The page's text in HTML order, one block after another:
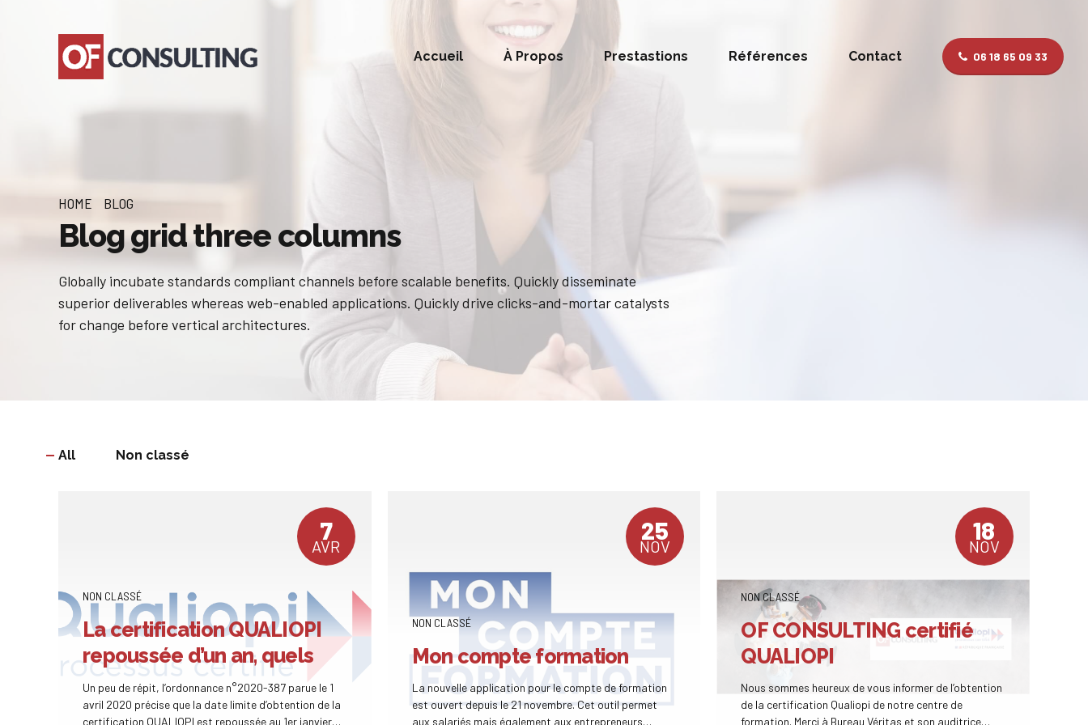
06 18 65 09 33
Accueil À Propos Prestastions Références Contact
HOME BLOG
Blog grid three columns
Globally incubate standards compliant channels before scalable benefits. Quickly disseminate
superior deliverables whereas web-enabled applications. Quickly drive clicks-and-mortar catalysts
for change before vertical architectures.
All Non classé
NON CLASSÉ
7
AVR
La certification QUALIOPI
repoussée d’un an, quels
impacts pour les
organismes de formation
Un peu de répit, l’ordonnance n°2020-387 parue le 1
avril 2020 précise que la date limite d’obtention de la
certification QUALIOPI est repoussée au 1er janvier
NON CLASSÉ
25
NOV
Mon compte formation
La nouvelle application pour le compte de formation
est ouvert depuis le 21 novembre. Cet outil permet
aux salariés mais également aux entrepreneurs
NON CLASSÉ
18
NOV
OF CONSULTING certifié
QUALIOPI
Nous sommes heureux de vous informer de l’obtention
de la certification Qualiopi de notre centre de
formation. Merci à Bureau Véritas et son auditrice